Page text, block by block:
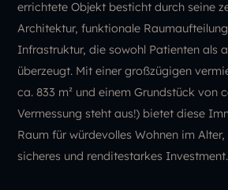
errichtete Objekt besticht durch seine
Architektur, funktionale
Infrastruktur, die sowohl Patienten als
überzeugt. Mit einer großzügigen
ca. 833 m² und einem Grundstück von
Vermessung steht aus!) bietet diese
Raum für würdevolles Wohnen im
sicheres und renditestarkes Investment.